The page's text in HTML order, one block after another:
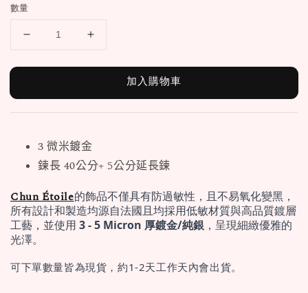
數量
加入購物車
3 微米鍍金
鍊長 40公分+ 5公分延長鍊
Chun Étoile的飾品不僅具有防過敏性，且不易氧化變黑，
所有設計和製造均源自法國且均採用低敏材質與高品質鍍層
工藝，並使用 3 - 5 Micron 厚鍍金/純銀 ，呈現細緻優雅的
光澤。
可下單數量皆為現貨，約1-2天工作天內會出貨。